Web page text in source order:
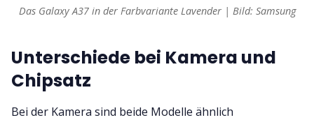
Das Galaxy A37 in der Farbvariante Lavender | Bild: Samsung
Unterschiede bei Kamera und
Chipsatz
Bei der Kamera sind beide Modelle ähnlich